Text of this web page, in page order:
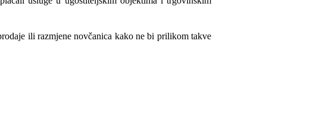
ili razmjene novčanica kako ne bi prilikom takve